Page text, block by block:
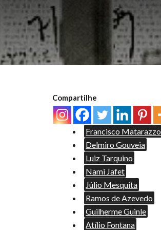
Compartilhe
Francisco Matarazzo
Delmiro Gouveia
Luiz Tarquino
Nami Jafet
Júlio Mesquita
Ramos de Azevedo
Guilherme Guinle
Atílio Fontana